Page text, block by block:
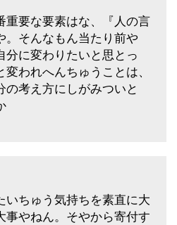
重要な要素はな、『人の言
。そんなもん当たり前や
分に変わりたいと思とっ
われへんちゅうことは、
の考え方にしがみついと
いちゅう気持ちを素直に大
事やねん。そやから寄付す